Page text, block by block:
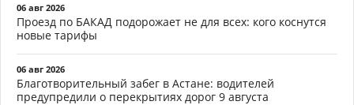
06 авг 2026
Проезд по БАКАД подорожает не для всех: кого коснутся
новые тарифы
06 авг 2026
Благотворительный забег в Астане: водителей
предупредили о перекрытиях дорог 9 августа